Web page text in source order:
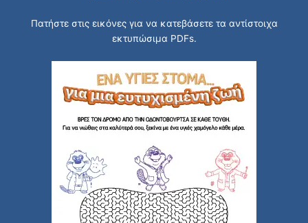
Πατήστε στις εικόνες για να κατεβάσετε τα αντίστοιχα
εκτυπώσιμα PDFs.